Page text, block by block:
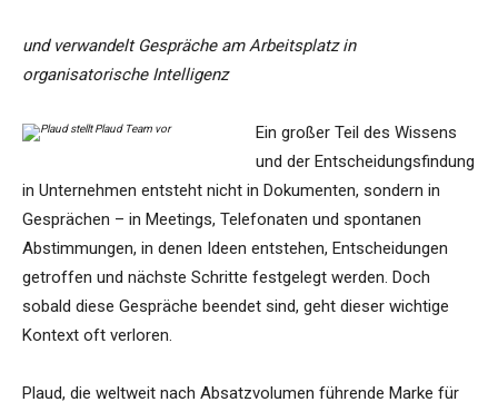
und verwandelt Gespräche am Arbeitsplatz in
organisatorische Intelligenz
Ein großer Teil des Wissens
und der Entscheidungsfindung
in Unternehmen entsteht nicht in Dokumenten, sondern in
Gesprächen – in Meetings, Telefonaten und spontanen
Abstimmungen, in denen Ideen entstehen, Entscheidungen
getroffen und nächste Schritte festgelegt werden. Doch
sobald diese Gespräche beendet sind, geht dieser wichtige
Kontext oft verloren.
Plaud, die weltweit nach Absatzvolumen führende Marke für